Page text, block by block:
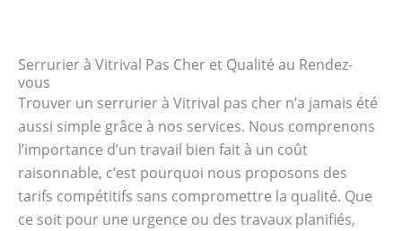
Serrurier à Vitrival Pas Cher et Qualité au Rendez-
vous
Trouver un serrurier à Vitrival pas cher n’a jamais été
aussi simple grâce à nos services. Nous comprenons
l’importance d’un travail bien fait à un coût
raisonnable, c’est pourquoi nous proposons des
tarifs compétitifs sans compromettre la qualité. Que
ce soit pour une urgence ou des travaux planifiés,